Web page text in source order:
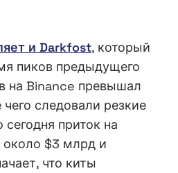
и Darkfost, который
пиков предыдущего
на Binance превышал
следовали резкие
приток на
около $3 млрд и
что киты